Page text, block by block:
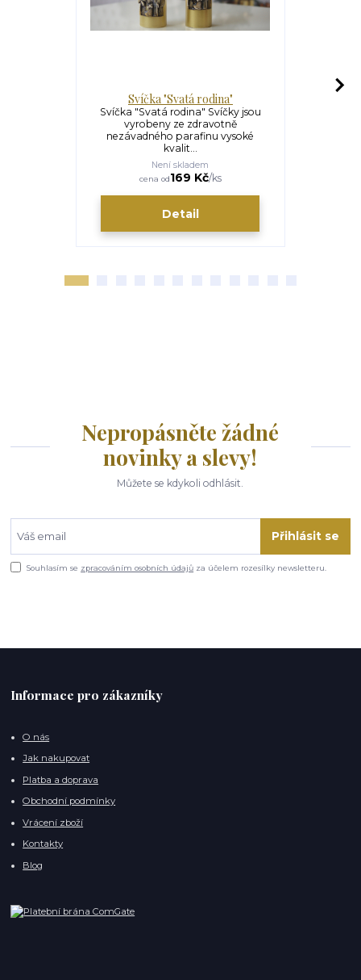
Svíčka "Svatá rodina"
Svíčka "Svatá rodina" Svíčky jsou
vyrobeny ze zdravotně
nezávadného parafinu vysoké
kvalit...
cena od169 Kč/ks
Není skladem
Detail
Nepropásněte žádné
novinky a slevy!
Můžete se kdykoli odhlásit.
Přihlásit se
Souhlasím se zpracováním osobních údajů za účelem rozesílky newsletteru.
Informace pro zákazníky
O nás
Jak nakupovat
Platba a doprava
Obchodní podmínky
Vrácení zboží
Kontakty
Blog